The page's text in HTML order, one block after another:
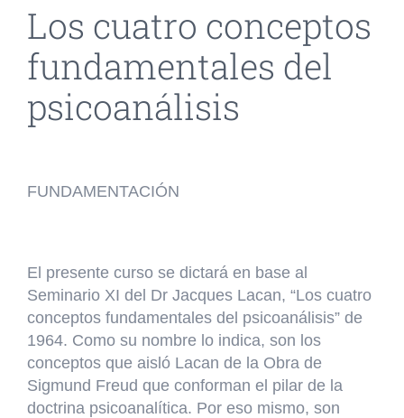
Los cuatro conceptos
fundamentales del
psicoanálisis
FUNDAMENTACIÓN
El presente curso se dictará en base al
Seminario XI del Dr Jacques Lacan, “Los cuatro
conceptos fundamentales del psicoanálisis” de
1964. Como su nombre lo indica, son los
conceptos que aisló Lacan de la Obra de
Sigmund Freud que conforman el pilar de la
doctrina psicoanalítica. Por eso mismo, son